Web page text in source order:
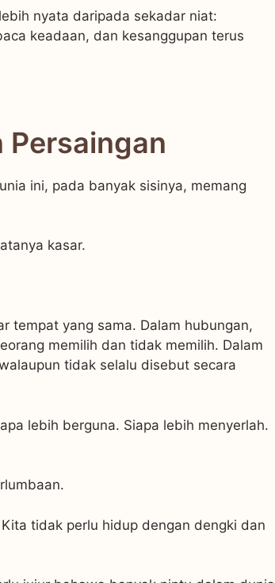
nyata daripada sekadar niat:
keadaan, dan kesanggupan terus
Persaingan
ini, pada banyak sisinya, memang
kasar.
tempat yang sama. Dalam hubungan,
memilih dan tidak memilih. Dalam
tidak selalu disebut secara
lebih berguna. Siapa lebih menyerlah.
tidak perlu hidup dengan dengki dan